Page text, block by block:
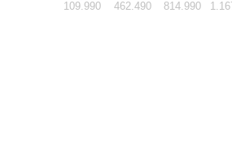
109.990 462.490 814.990